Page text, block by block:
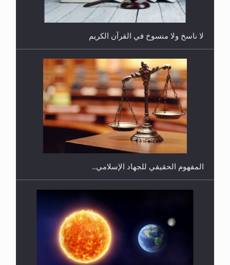
هل يجوز فتح مشروع كوافير نسائي للمحجبات وغير
المحجبات؟
لا ناسخ ولا منسوخ في القرآن الكريم
المفهوم الحقيقي للجهاد الإسلامي..